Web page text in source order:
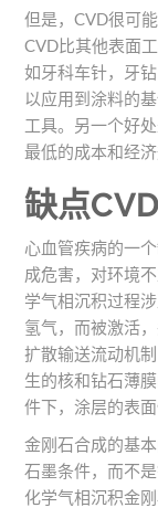
但是，CVD很可
CVD比其他表面
如牙科车针，牙
以应用到涂料的
工具。另一个好
最低的成本和经济
缺点CVD
心血管疾病的一
成危害，对环境
学气相沉积过程
氢气，而被激活
扩散输送流动机
生的核和钻石薄
件下，涂层的表
金刚石合成的基
石墨条件，而不
化学气相沉积金